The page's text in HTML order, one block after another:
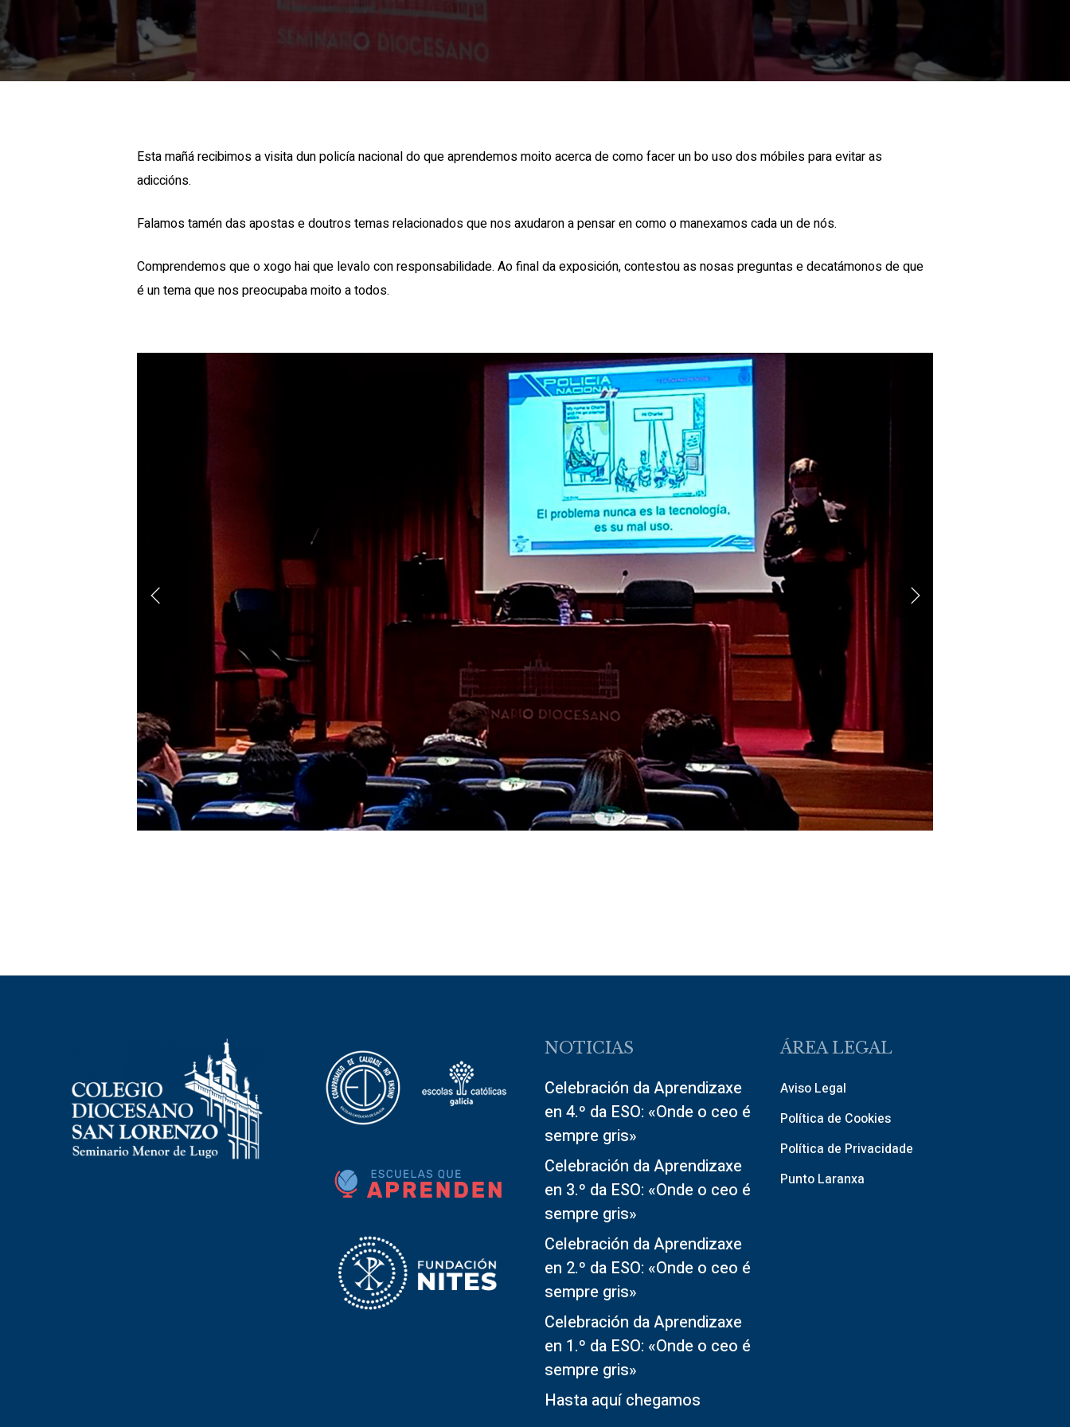
Esta mañá recibimos a visita dun policía nacional do que aprendemos moito acerca de como facer un bo uso dos móbiles para evitar as
adiccións.
Falamos tamén das apostas e doutros temas relacionados que nos axudaron a pensar en como o manexamos cada un de nós.
Comprendemos que o xogo hai que levalo con responsabilidade. Ao final da exposición, contestou as nosas preguntas e decatámonos de que
é un tema que nos preocupaba moito a todos.
NOTICIAS
Celebración da Aprendizaxe
en 4.º da ESO: «Onde o ceo é
sempre gris»
Celebración da Aprendizaxe
en 3.º da ESO: «Onde o ceo é
sempre gris»
Celebración da Aprendizaxe
en 2.º da ESO: «Onde o ceo é
sempre gris»
Celebración da Aprendizaxe
en 1.º da ESO: «Onde o ceo é
sempre gris»
Hasta aquí chegamos
ÁREA LEGAL
Aviso Legal
Política de Cookies
Política de Privacidade
Punto Laranxa